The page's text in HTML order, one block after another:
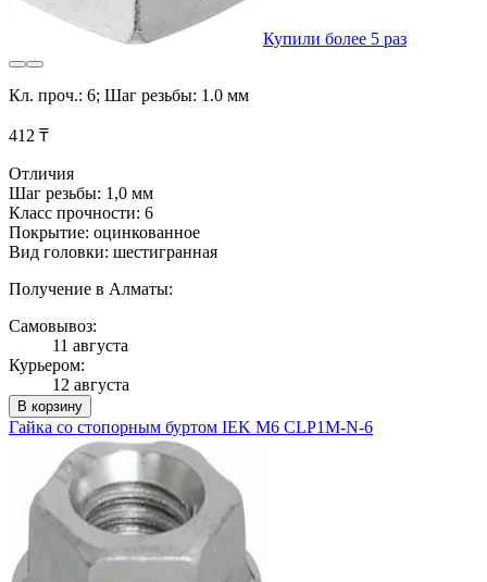
Купили более 5 раз
Кл. проч.: 6; Шаг резьбы: 1.0 мм
412 ₸
Отличия
Шаг резьбы: 1,0 мм
Класс прочности: 6
Покрытие: оцинкованное
Вид головки: шестигранная
Получение в Алматы:
Самовывоз:
11 августа
Курьером:
12 августа
В корзину
Гайка со стопорным буртом IEK М6 CLP1M-N-6